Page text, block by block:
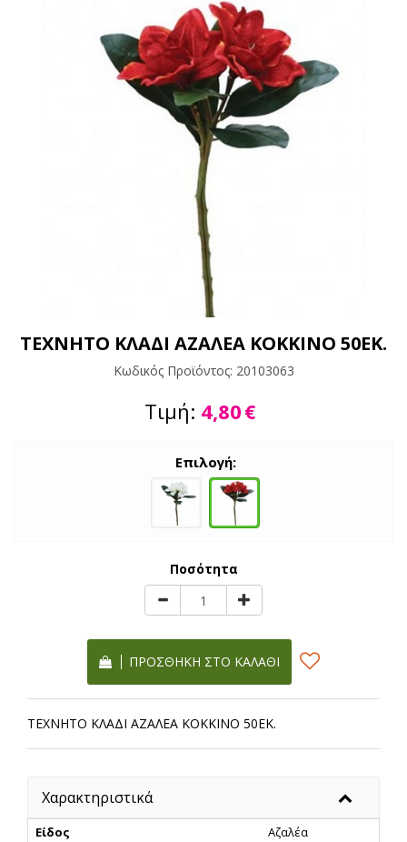
ΤΕΧΝΗΤΟ ΚΛΑΔΙ ΑΖΑΛΕΑ ΚΟΚΚΙΝΟ 50ΕΚ.
Κωδικός Προϊόντος: 20103063
Τιμή: 4,80€
Επιλογή:
Ποσότητα
ΠΡΟΣΘΉΚΗ ΣΤΟ ΚΑΛΆΘΙ
ΤΕΧΝΗΤΟ ΚΛΑΔΙ ΑΖΑΛΕΑ ΚΟΚΚΙΝΟ 50ΕΚ.
Χαρακτηριστικά
Είδος
Αζαλέα